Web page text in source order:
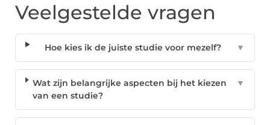
Veelgestelde vragen
Hoe kies ik de juiste studie voor mezelf? ▼
Wat zijn belangrijke aspecten bij het kiezen
van een studie?
▼